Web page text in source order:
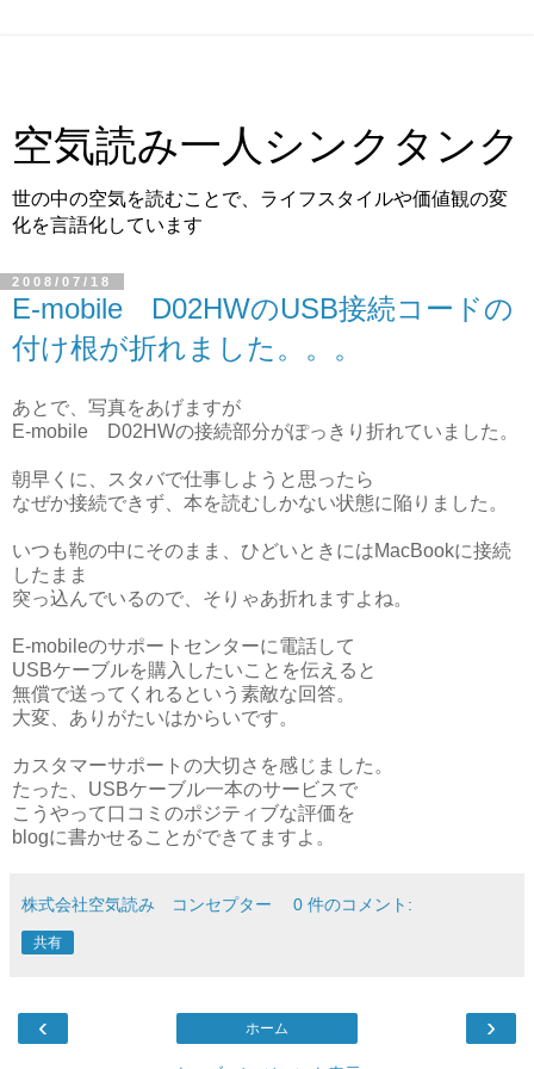
空気読み一人シンクタンク
世の中の空気を読むことで、ライフスタイルや価値観の変
化を言語化しています
2008/07/18
E-mobile D02HWのUSB接続コードの
付け根が折れました。。。
あとで、写真をあげますが
E-mobile D02HWの接続部分がぽっきり折れていました。
朝早くに、スタバで仕事しようと思ったら
なぜか接続できず、本を読むしかない状態に陥りました。
いつも鞄の中にそのまま、ひどいときにはMacBookに接続
したまま
突っ込んでいるので、そりゃあ折れますよね。
E-mobileのサポートセンターに電話して
USBケーブルを購入したいことを伝えると
無償で送ってくれるという素敵な回答。
大変、ありがたいはからいです。
カスタマーサポートの大切さを感じました。
たった、USBケーブル一本のサービスで
こうやって口コミのポジティブな評価を
blogに書かせることができてますよ。
株式会社空気読み コンセプター 0 件のコメント:
共有
‹ ›
ホーム